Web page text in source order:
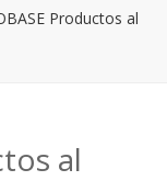
Productos al
al